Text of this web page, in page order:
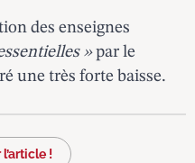
des enseignes
»par le
une très forte baisse.
!